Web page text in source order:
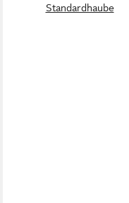
Standardhaube